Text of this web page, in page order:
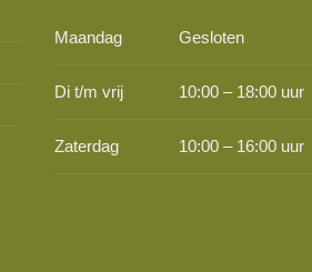
Maandag Gesloten
Di t/m vrij 10:00 – 18:00 uur
Zaterdag 10:00 – 16:00 uur